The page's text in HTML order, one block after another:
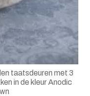
taatsdeuren met 3
in de kleur Anodic